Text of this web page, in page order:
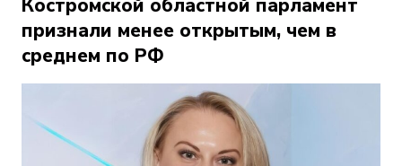
Костромской областной парламент
признали менее открытым, чем в
среднем по РФ